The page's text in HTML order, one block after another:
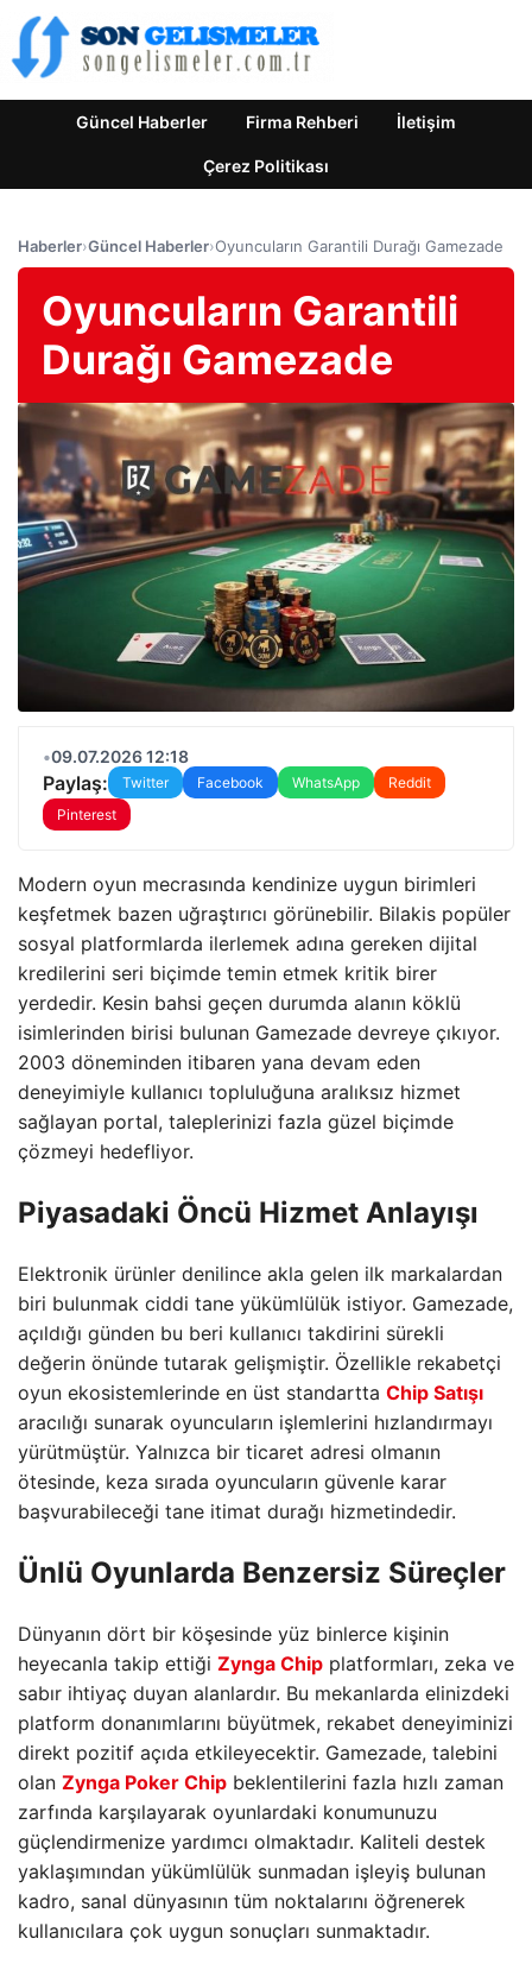
Güncel Haberler Firma Rehberi İletişim
Çerez Politikası
Haberler›Güncel Haberler›Oyuncuların Garantili Durağı Gamezade
Oyuncuların Garantili
Durağı Gamezade
•09.07.2026 12:18
Paylaş: Twitter Facebook WhatsApp
Reddit
Pinterest
Modern oyun mecrasında kendinize uygun birimleri
keşfetmek bazen uğraştırıcı görünebilir. Bilakis popüler
sosyal platformlarda ilerlemek adına gereken dijital
kredilerini seri biçimde temin etmek kritik birer
yerdedir. Kesin bahsi geçen durumda alanın köklü
isimlerinden birisi bulunan Gamezade devreye çıkıyor.
2003 döneminden itibaren yana devam eden
deneyimiyle kullanıcı topluluğuna aralıksız hizmet
sağlayan portal, taleplerinizi fazla güzel biçimde
çözmeyi hedefliyor.
Piyasadaki Öncü Hizmet Anlayışı
Elektronik ürünler denilince akla gelen ilk markalardan
biri bulunmak ciddi tane yükümlülük istiyor. Gamezade,
açıldığı günden bu beri kullanıcı takdirini sürekli
değerin önünde tutarak gelişmiştir. Özellikle rekabetçi
oyun ekosistemlerinde en üst standartta Chip Satışı
aracılığı sunarak oyuncuların işlemlerini hızlandırmayı
yürütmüştür. Yalnızca bir ticaret adresi olmanın
ötesinde, keza sırada oyuncuların güvenle karar
başvurabileceği tane itimat durağı hizmetindedir.
Ünlü Oyunlarda Benzersiz Süreçler
Dünyanın dört bir köşesinde yüz binlerce kişinin
heyecanla takip ettiği Zynga Chip platformları, zeka ve
sabır ihtiyaç duyan alanlardır. Bu mekanlarda elinizdeki
platform donanımlarını büyütmek, rekabet deneyiminizi
direkt pozitif açıda etkileyecektir. Gamezade, talebini
olan Zynga Poker Chip beklentilerini fazla hızlı zaman
zarfında karşılayarak oyunlardaki konumunuzu
güçlendirmenize yardımcı olmaktadır. Kaliteli destek
yaklaşımından yükümlülük sunmadan işleyiş bulunan
kadro, sanal dünyasının tüm noktalarını öğrenerek
kullanıcılara çok uygun sonuçları sunmaktadır.